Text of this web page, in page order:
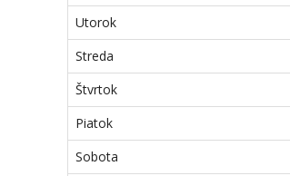
Utorok
Streda
Štvrtok
Piatok
Sobota